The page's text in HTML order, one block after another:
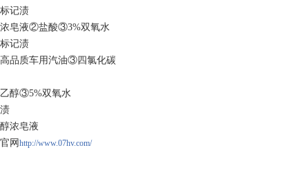
记渍
皂液②盐酸③3%双氧水
记渍
品质车用汽油③四氯化碳
醇③5%双氧水
浓皂液
网 http://www.07hv.com/